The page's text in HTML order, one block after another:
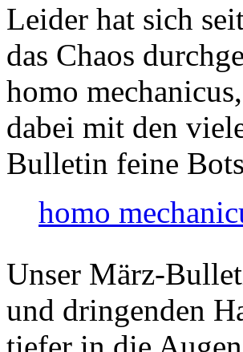
Leider hat sich
das Chaos
homo
dabei mit den
Bulletin feine
homo
Unser März-
und dringenden